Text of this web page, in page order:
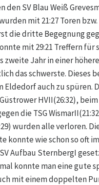
den SV Blau Weiß
mit 21:27 Toren
die dritte Begegnung
mit 29:21 Treffern für
zweite Jahr in einer
das schwerste. Dieses
Eldedorf auch zu spüren.
HVII(26:32),
die TSG
wurden alle verloren.
konnte wie schon so oft
Aufbau SternbergI
konnte man eine gute
mit einem doppelten